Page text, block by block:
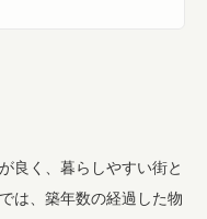
良く、暮らしやすい街と
は、築年数の経過した物